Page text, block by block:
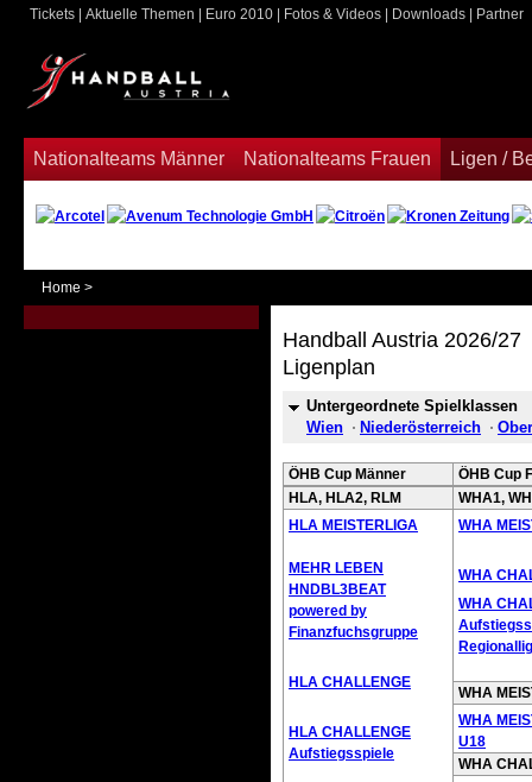
Nationalteams Männer Nationalteams Frauen Ligen /
Tickets Aktuelle Themen Euro 2010 Fotos & Videos Downloads Partner
Home >
Handball Austria 2026/27
Ligenplan
Untergeordnete Spielklassen
Wien
Niederösterreich
ÖHB Cup Männer
HLA, HLA2, RLM
HLA MEISTERLIGA
MEHR LEBEN
HNDBL3BEAT
powered by
Finanzfuchsgruppe
HLA CHALLENGE
HLA CHALLENGE
Aufstiegsspiele
ÖHB Cup
WHA1,
WHA
WHA
WHA
WHA
WHA
U18
WHA